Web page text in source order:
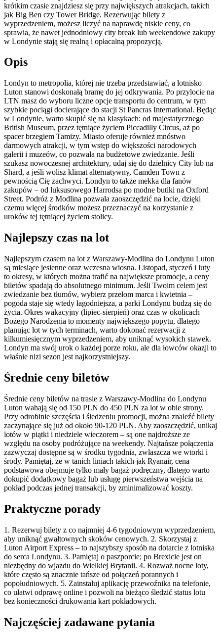
krótkim czasie znajdziesz się przy największych atrakcjach, takich
jak Big Ben czy Tower Bridge. Rezerwując bilety z
wyprzedzeniem, możesz liczyć na naprawdę niskie ceny, co
sprawia, że nawet jednodniowy city break lub weekendowe zakupy
w Londynie stają się realną i opłacalną propozycją.
Opis
Londyn to metropolia, której nie trzeba przedstawiać, a lotnisko
Luton stanowi doskonałą bramę do jej odkrywania. Po przylocie na
LTN masz do wyboru liczne opcje transportu do centrum, w tym
szybkie pociągi docierające do stacji St Pancras International. Będąc
w Londynie, warto skupić się na klasykach: od majestatycznego
British Museum, przez tętniące życiem Piccadilly Circus, aż po
spacer brzegiem Tamizy. Miasto oferuje również mnóstwo
darmowych atrakcji, w tym wstęp do większości narodowych
galerii i muzeów, co pozwala na budżetowe zwiedzanie. Jeśli
szukasz nowoczesnej architektury, udaj się do dzielnicy City lub na
Shard, a jeśli wolisz klimat alternatywny, Camden Town z
pewnością Cię zachwyci. Londyn to także mekka dla fanów
zakupów – od luksusowego Harrodsa po modne butiki na Oxford
Street. Podróż z Modlina pozwala zaoszczędzić na locie, dzięki
czemu więcej środków możesz przeznaczyć na korzystanie z
uroków tej tętniącej życiem stolicy.
Najlepszy czas na lot
Najlepszym czasem na lot z Warszawy-Modlina do Londynu Luton
są miesiące jesienne oraz wczesna wiosna. Listopad, styczeń i luty
to okresy, w których można trafić na największe promocje, a ceny
biletów spadają do absolutnego minimum. Jeśli Twoim celem jest
zwiedzanie bez tłumów, wybierz przełom marca i kwietnia –
pogoda staje się wtedy łagodniejsza, a parki Londynu budzą się do
życia. Okres wakacyjny (lipiec-sierpień) oraz czas w okolicach
Bożego Narodzenia to momenty największego popytu, dlatego
planując lot w tych terminach, warto dokonać rezerwacji z
kilkumiesięcznym wyprzedzeniem, aby uniknąć wysokich stawek.
Londyn ma swój urok o każdej porze roku, ale dla łowców okazji to
właśnie nizi sezon jest najkorzystniejszy.
Średnie ceny biletów
Średnie ceny biletów na trasie z Warszawy-Modlina do Londynu
Luton wahają się od 150 PLN do 450 PLN za lot w obie strony.
Przy odrobinie szczęścia i śledzeniu promocji, można znaleźć bilety
zaczynające się już od około 90-120 PLN. Aby zaoszczędzić, unikaj
lotów w piątki i niedziele wieczorem – są one najdroższe ze
względu na osoby podróżujące na weekendy. Najtańsze połączenia
zazwyczaj dostępne są w środku tygodnia, zwłaszcza we wtorki i
środy. Pamiętaj, że w tanich liniach takich jak Ryanair, cena
podstawowa obejmuje tylko mały bagaż podręczny, dlatego warto
dokupić dodatkowy bagaż lub usługę pierwszeństwa wejścia na
pokład podczas jednej transakcji, by zminimalizować koszty.
Praktyczne porady
1. Rezerwuj bilety z co najmniej 4-6 tygodniowym wyprzedzeniem,
aby uniknąć gwałtownych skoków cenowych. 2. Skorzystaj z
Luton Airport Express – to najszybszy sposób na dotarcie z lotniska
do serca Londynu. 3. Pamiętaj o paszporcie; po Brexicie jest on
niezbędny do wjazdu do Wielkiej Brytanii. 4. Rozważ nocne loty,
które często są znacznie tańsze od połączeń porannych i
popołudniowych. 5. Zainstaluj aplikację przewoźnika na telefonie,
co ułatwi odprawę online i pozwoli na bieżąco śledzić status lotu
bez konieczności drukowania kart pokładowych.
Najczęściej zadawane pytania